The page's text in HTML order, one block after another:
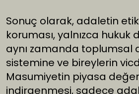
Sonuç olarak, adaletin
koruması, yalnızca hukuk
aynı zamanda toplumsal
sistemine ve bireylerin
Masumiyetin piyasa
indirgenmesi, sadece